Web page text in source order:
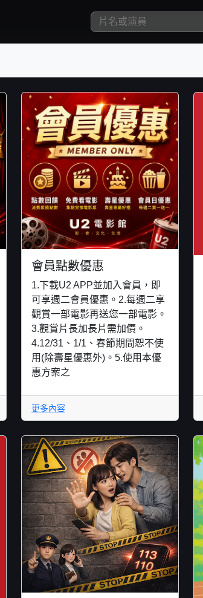
會員點數優惠
1.下載U2 APP並加入會員，即
可享週二會員優惠。2.每週二享
觀賞一部電影再送您一部電影。
3.觀賞片長加長片需加價。
4.12/31、1/1、春節期間恕不使
用(除壽星優惠外)。5.使用本優
惠方案之
更多內容